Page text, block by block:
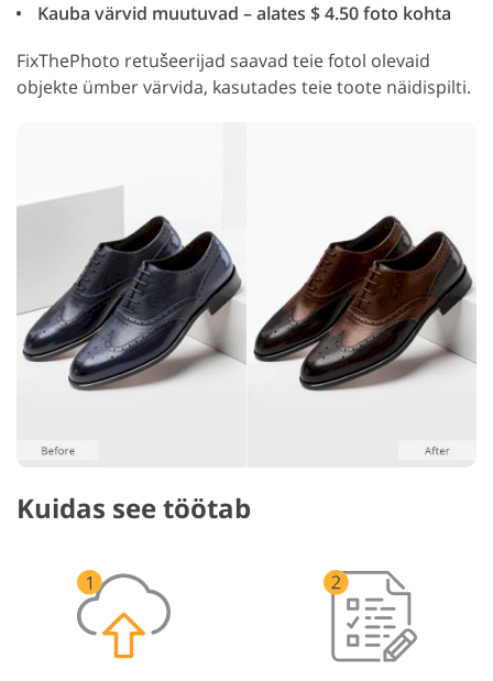
Kauba värvid muutuvad – alates $ 4.50 foto kohta
FixThePhoto retušeerijad saavad teie fotol olevaid
objekte ümber värvida, kasutades teie toote näidispilti.
Kuidas see töötab